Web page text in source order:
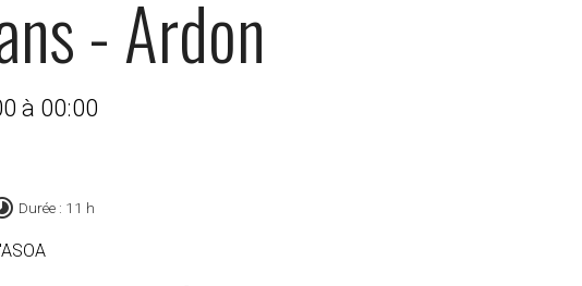
- Ardon
à 00:00
Durée : 11 h